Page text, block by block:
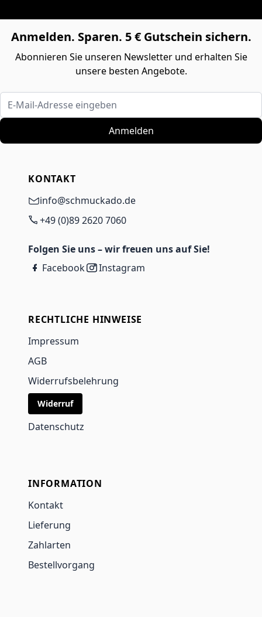
Anmelden. Sparen. 5 € Gutschein sichern.
Abonnieren Sie unseren Newsletter und erhalten Sie
unsere besten Angebote.
E-Mail-Adresse eingeben
Anmelden
KONTAKT
info@schmuckado.de
+49 (0)89 2620 7060
Folgen Sie uns – wir freuen uns auf Sie!
Facebook
Instagram
RECHTLICHE HINWEISE
Impressum
AGB
Widerrufsbelehrung
Widerruf
Datenschutz
INFORMATION
Kontakt
Lieferung
Zahlarten
Bestellvorgang